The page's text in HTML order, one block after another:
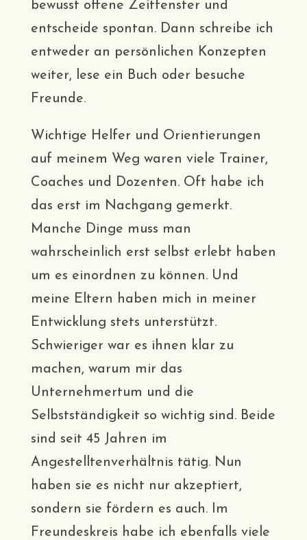
bewusst offene Zeitfenster und
entscheide spontan. Dann schreibe ich
entweder an persönlichen Konzepten
weiter, lese ein Buch oder besuche
Freunde.
Wichtige Helfer und Orientierungen
auf meinem Weg waren viele Trainer,
Coaches und Dozenten. Oft habe ich
das erst im Nachgang gemerkt.
Manche Dinge muss man
wahrscheinlich erst selbst erlebt haben
um es einordnen zu können. Und
meine Eltern haben mich in meiner
Entwicklung stets unterstützt.
Schwieriger war es ihnen klar zu
machen, warum mir das
Unternehmertum und die
Selbstständigkeit so wichtig sind. Beide
sind seit 45 Jahren im
Angestelltenverhältnis tätig. Nun
haben sie es nicht nur akzeptiert,
sondern sie fördern es auch. Im
Freundeskreis habe ich ebenfalls viele